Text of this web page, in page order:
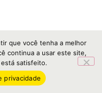
que você tenha a melhor
continua a usar este site,
satisfeito.
privacidade